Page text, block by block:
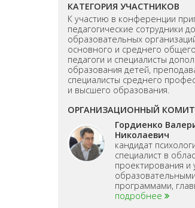
КАТЕГОРИЯ УЧАСТНИКОВ
К участию в конференции
педагогические сотрудники
образовательных
основного и среднего
педагоги и специалисты
образования детей,
специалисты среднего
и высшего образования.
ОРГАНИЗАЦИОННЫЙ
Гордиенко
Николаевич
кандидат
специалист в
проектирования и
образовательными
программами,
подробнее